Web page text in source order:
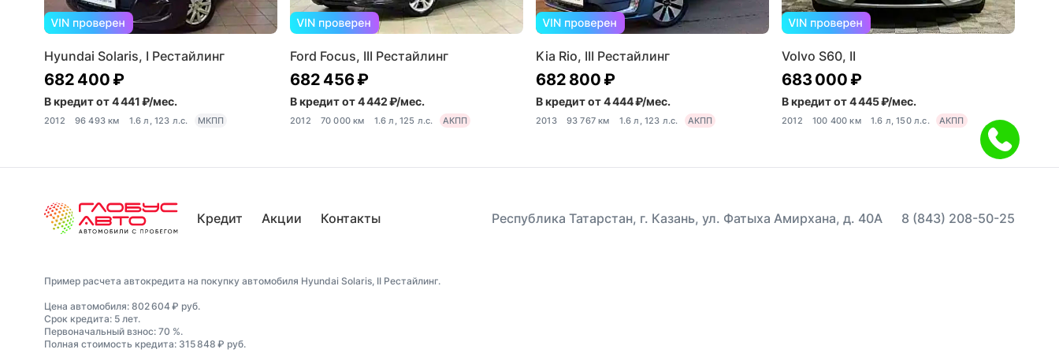
Hyundai Solaris, I Рестайлинг
682 400 ₽
В кредит от 4 441 ₽/мес.
2012 96 493 км 1.6 л, 123 л.с. МКПП
Ford Focus, III Рестайлинг
682 456 ₽
В кредит от 4 442 ₽/мес.
2012 70 000 км 1.6 л, 125 л.с. АКПП
Kia Rio, III Рестайлинг
682 800 ₽
В кредит от 4 444 ₽/мес.
2013 93 767 км 1.6 л, 123 л.с. АКПП
Volvo S60, II
683 000 ₽
В кредит от 4 445 ₽/мес.
2012 100 400 км 1.6 л, 150 л.с. АКПП
Кредит Акции Контакты Республика Татарстан, г. Казань, ул. Фатыха Амирхана, д. 40А 8 (843) 208-50-25
Пример расчета автокредита на покупку автомобиля Hyundai Solaris, II Рестайлинг.
Цена автомобиля: 802 604 ₽ руб.
Срок кредита: 5 лет.
Первоначальный взнос: 70 %.
Полная стоимость кредита: 315 848 ₽ руб.